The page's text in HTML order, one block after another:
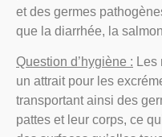
et des germes
que la diarrhée, la
Question d’hygiène : Les
un attrait pour les
transportant ainsi des
pattes et leur corps, ce